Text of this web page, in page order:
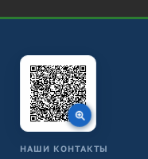
НАШИ КОНТАКТЫ